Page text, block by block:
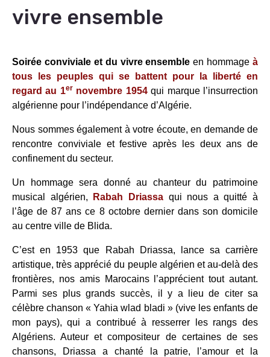
vivre ensemble
Soirée conviviale et du vivre ensemble en hommage à
tous les peuples qui se battent pour la liberté en
regard au 1ernovembre 1954 qui marque l’insurrection
algérienne pour l’indépendance d’Algérie.
Nous sommes également à votre écoute, en demande de
rencontre conviviale et festive après les deux ans de
confinement du secteur.
Un hommage sera donné au chanteur du patrimoine
musical algérien,
Rabah Driassaqui nous a quitté à
l’âge de 87 ans ce 8 octobre dernier dans son domicile
au centre ville de Blida.
C’est en 1953 que Rabah Driassa, lance sa carrière
artistique, très apprécié du peuple algérien et au-delà des
frontières, nos amis Marocains l’apprécient tout autant.
Parmi ses plus grands succès, il y a lieu de citer sa
célèbre chanson « Yahia wlad bladi » (vive les enfants de
mon pays), qui a contribué à resserrer les rangs des
Algériens. Auteur et compositeur de certaines de ses
chansons, Driassa a chanté la patrie, l’amour et la